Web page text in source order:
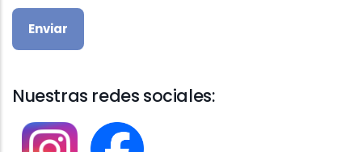
Nuestras redes sociales: